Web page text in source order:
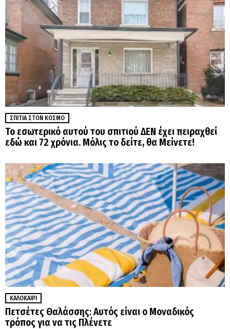
ΣΠΊΤΙΑ ΣΤΟΝ ΚΌΣΜΟ
Το εσωτερικό αυτού του σπιτιού ΔΕΝ έχει πειραχθεί
εδώ και 72 χρόνια. Μόλις το δείτε, θα Μείνετε!
ΚΑΛΟΚΑΊΡΙ
Πετσέτες Θαλάσσης: Αυτός είναι ο Μοναδικός
τρόπος για να τις Πλένετε